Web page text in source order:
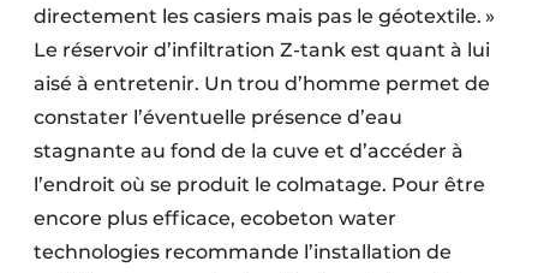
directement les casiers mais pas le géotextile. »
Le réservoir d’infiltration Z-tank est quant à lui
aisé à entretenir. Un trou d’homme permet de
constater l’éventuelle présence d’eau
stagnante au fond de la cuve et d’accéder à
l’endroit où se produit le colmatage. Pour être
encore plus efficace, ecobeton water
technologies recommande l’installation de